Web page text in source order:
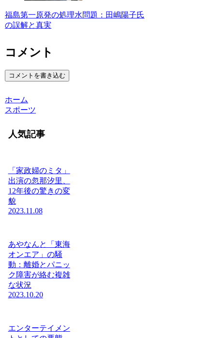
福島第一原発の処理水問題：田嶋陽子氏
の誤解と真実
コメント
コメントを書き込む
ホーム
スポーツ
人気記事
「家政婦のミタ」
出演の忽那汐里、
12年後の驚きの変
貌
2023.11.08
あやなんと「東海
オンエア」の騒
動：離婚とパニッ
ク障害が絡む複雑
な状況
2023.10.20
エンターテイメン